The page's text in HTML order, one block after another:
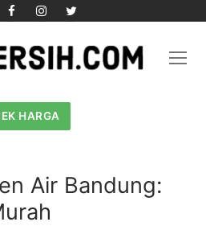
HARGA
Air Bandung: